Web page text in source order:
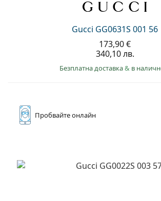
Gucci GG0631S 001 56
173,90 €
340,10 лв.
Безплатна доставка& в
Пробвайтеонлайн